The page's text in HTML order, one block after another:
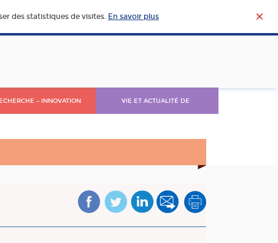
des statistiques de visites. En savoir plus
– INNOVATION VIE ET ACTUALITÉ DE